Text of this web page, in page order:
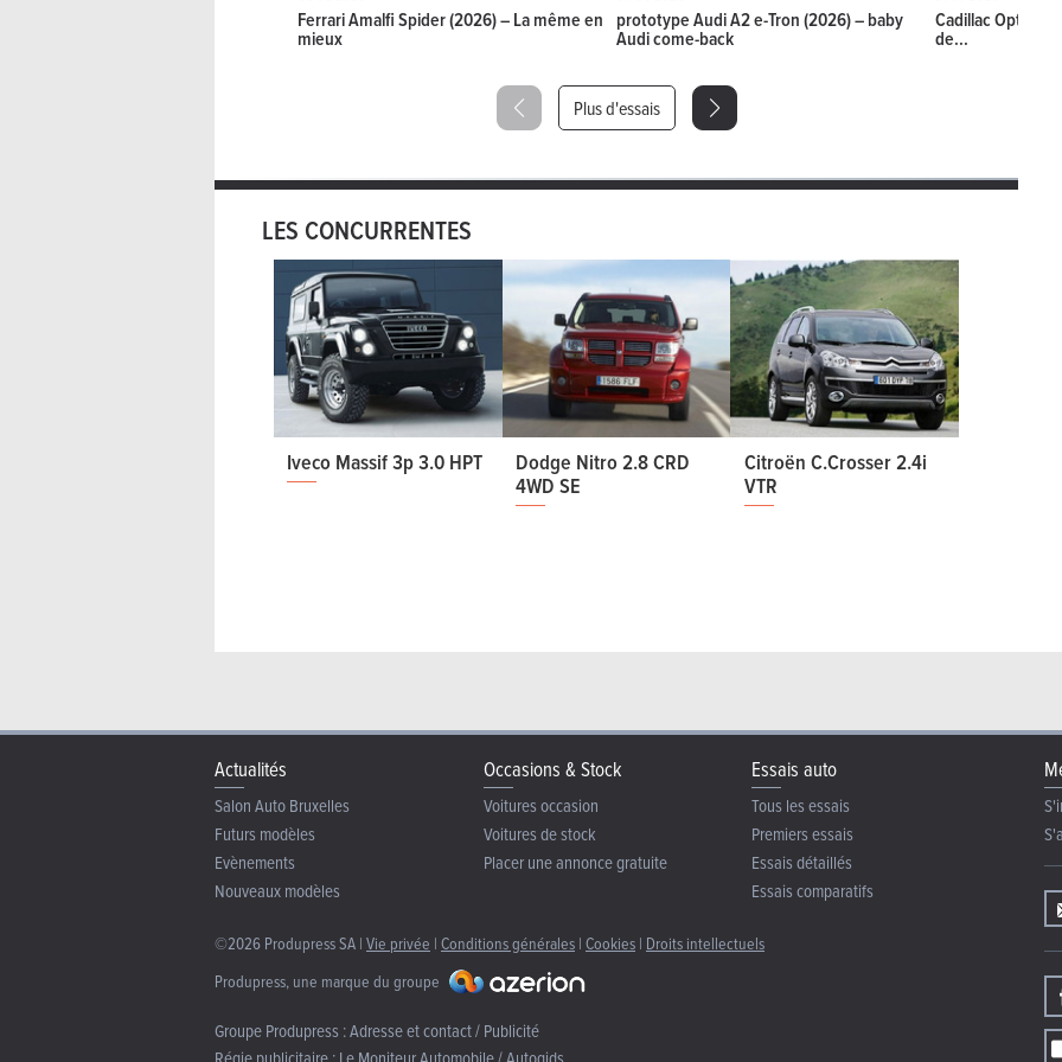
Ferrari Amalfi Spider (2026) – La même en
mieux
prototype Audi A2 e-Tron (2026) – baby
Audi come-back
Cadillac Optiq
de...
Plus d'essais
LES CONCURRENTES
Iveco Massif 3p 3.0 HPT
Dodge Nitro 2.8 CRD
4WD SE
Citroën C.Crosser 2.4i
VTR
Actualités
Salon Auto Bruxelles
Futurs modèles
Evènements
Nouveaux modèles
Occasions & Stock
Voitures occasion
Voitures de stock
Placer une annonce gratuite
Essais auto
Tous les essais
Premiers essais
Essais détaillés
Essais comparatifs
©2026 Produpress SA | Vie privée | Conditions générales | Cookies | Droits intellectuels
Produpress, une marque du groupe
Groupe Produpress :Adresse et contact / Publicité